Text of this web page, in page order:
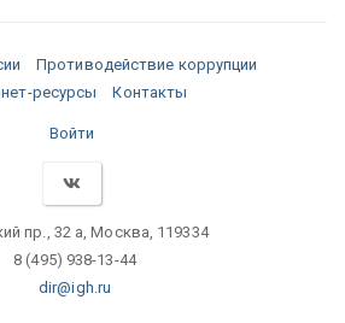
Противодействие коррупции
ресурсы
Контакты
Войти
пр., 32 а, Москва, 119334
8 (495) 938-13-44
dir@igh.ru